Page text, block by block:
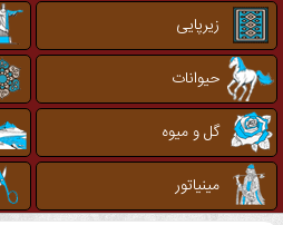
زیرپایی
حیوانات
گل و میوه
مینیاتور